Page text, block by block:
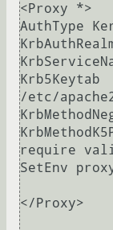
<Proxy *>
AuthType
Krb5Keytab
/etc/
require
SetEnv
</Proxy>